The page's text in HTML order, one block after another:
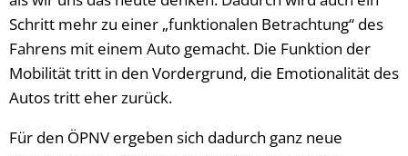
Schritt mehr zu einer „funktionalen Betrachtung“ des
Fahrens mit einem Auto gemacht. Die Funktion der
Mobilität tritt in den Vordergrund, die Emotionalität des
Autos tritt eher zurück.
Für den ÖPNV ergeben sich dadurch ganz neue